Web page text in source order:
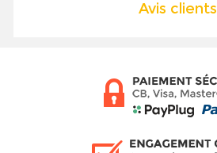
Avis clients